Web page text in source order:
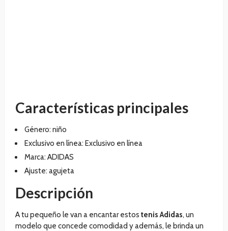
Características principales
Género: niño
Exclusivo en línea: Exclusivo en línea
Marca: ADIDAS
Ajuste: agujeta
Descripción
A tu pequeño le van a encantar estos tenis Adidas, un
modelo que concede comodidad y además, le brinda un